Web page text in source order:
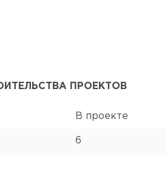
ПРОЕКТОВ
В проекте
6